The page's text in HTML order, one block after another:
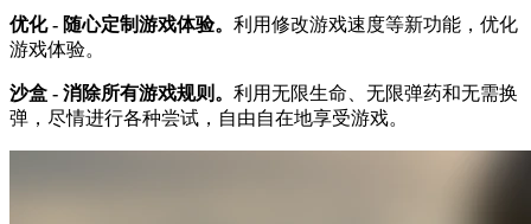
优化 - 随心定制游戏体验。 利用修改游戏速度等新功能，优化
游戏体验。
沙盒 - 消除所有游戏规则。 利用无限生命、无限弹药和无需换
弹，尽情进行各种尝试，自由自在地享受游戏。